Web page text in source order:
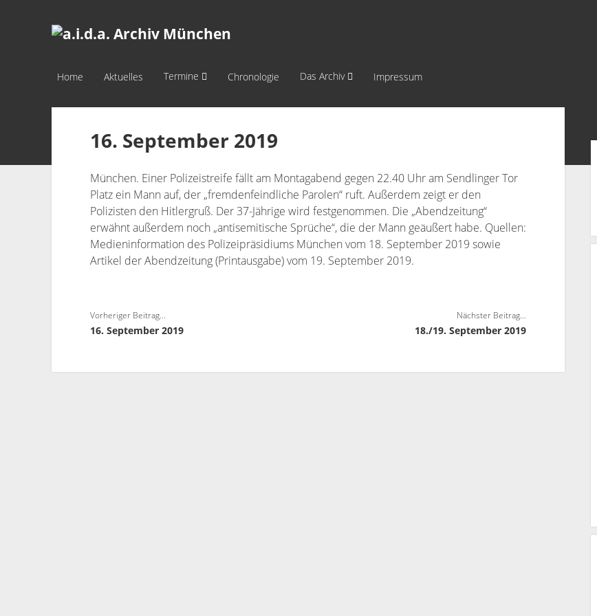
a.i.d.a.
München
Home Aktuelles Termine Chronologie Das Archiv Impressum
16. September 2019
München. Einer Polizeistreife fällt am Montagabend gegen 22.40 Uhr am Sendlinger Tor
Platz ein Mann auf, der „fremdenfeindliche Parolen“ ruft. Außerdem zeigt er den
Polizisten den Hitlergruß. Der 37-Jährige wird festgenommen. Die „Abendzeitung“
erwähnt außerdem noch „antisemitische Sprüche“, die der Mann geäußert habe. Quellen:
Medieninformation des Polizeipräsidiums München vom 18. September 2019 sowie
Artikel der Abendzeitung (Printausgabe) vom 19. September 2019.
Vorheriger Beitrag...
16. September 2019
Nächster Beitrag...
18./19. September 2019